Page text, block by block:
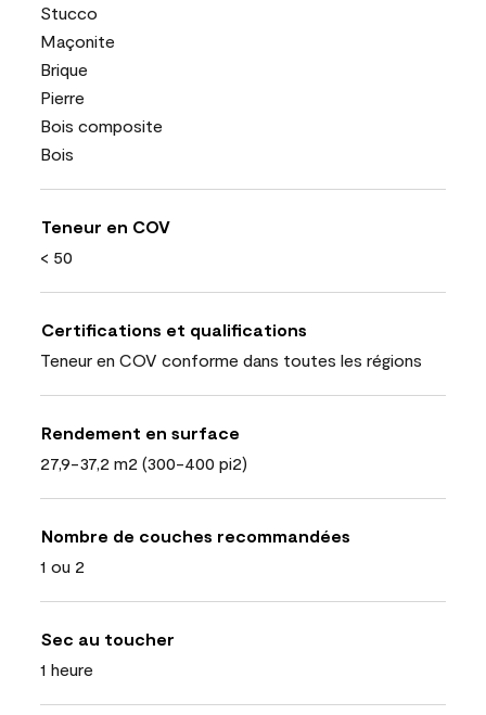
Stucco
Maçonite
Brique
Pierre
Bois composite
Bois
Teneur en COV
< 50
Certifications et qualifications
Teneur en COV conforme dans toutes les régions
Rendement en surface
27,9-37,2 m2 (300-400 pi2)
Nombre de couches recommandées
1 ou 2
Sec au toucher
1 heure